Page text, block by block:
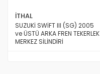
İTHAL
SUZUKİ SWİFT III (SG) 2005
ve ÜSTÜ ARKA FREN TEKERLEK
MERKEZ SİLİNDİRİ